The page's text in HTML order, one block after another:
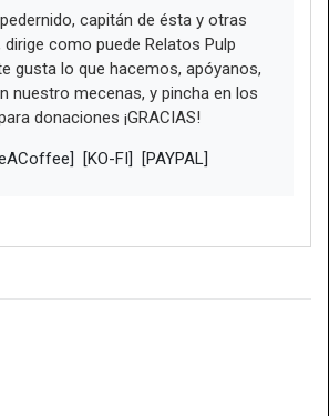
capitán de ésta y otras
dirige como puede Relatos Pulp
gusta lo que hacemos, apóyanos,
nuestro mecenas, y pincha en los
donaciones ¡GRACIAS!
[KO-FI] [PAYPAL]